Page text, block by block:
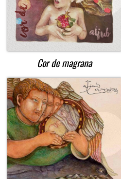
Cor de magrana